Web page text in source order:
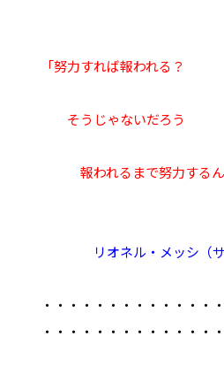
「努力すれば報われる？
そうじゃないだろう
報われるまで努力するん
リオネル・メッシ（サ
・・・・・・・・・・・・・
・・・・・・・・・・・・・